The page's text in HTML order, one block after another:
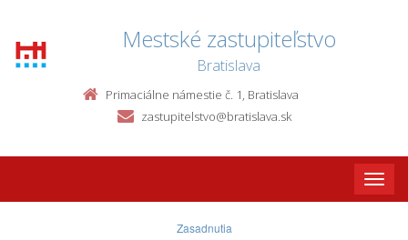
Mestské zastupiteľstvo
Bratislava
Primaciálne námestie č. 1, Bratislava
zastupitelstvo@bratislava.sk
Toggle
Zasadnutia